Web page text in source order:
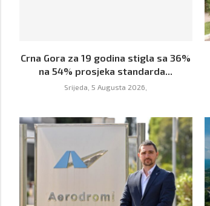
Crna Gora za 19 godina stigla sa 36%
na 54% prosjeka standarda...
Srijeda, 5 Augusta 2026,